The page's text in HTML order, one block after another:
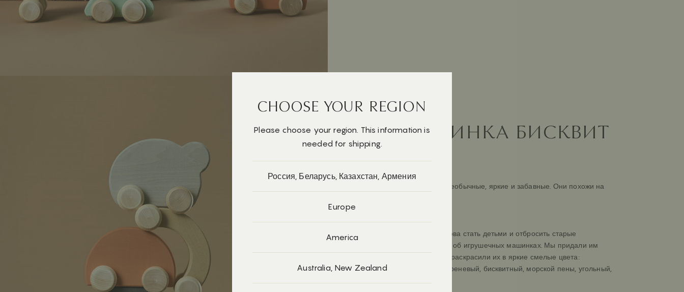
МАШИНКА БИСКВИТ
1 150 ₽
Эти машинки необычные, яркие и забавные. Они похожи на
Мы решили снова стать детьми и отбросить старые
представления об игрушечных машинках. Мы придали им
новые формы, раскрасили их в яркие смелые цвета:
жемчужный, сиреневый, бисквитный, морской пены, угольный,
CHOOSE YOUR REGION
Please choose your region. This information is
needed for shipping.
Россия, Беларусь, Казахстан, Армения
Europe
America
Australia, New Zealand